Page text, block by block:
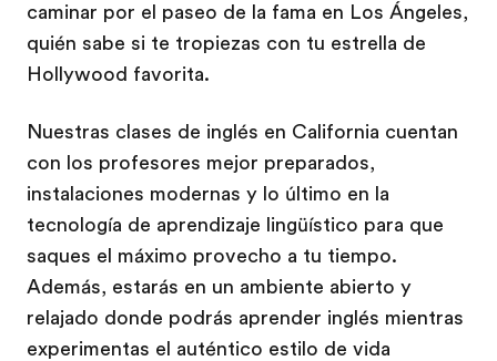
caminar por el paseo de la fama en Los Ángeles,
quién sabe si te tropiezas con tu estrella de
Hollywood favorita.
Nuestras clases de inglés en California cuentan
con los profesores mejor preparados,
instalaciones modernas y lo último en la
tecnología de aprendizaje lingüístico para que
saques el máximo provecho a tu tiempo.
Además, estarás en un ambiente abierto y
relajado donde podrás aprender inglés mientras
experimentas el auténtico estilo de vida